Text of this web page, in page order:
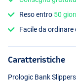
Reso entro 50
Facile da
Caratteristiche
Prologic Bank